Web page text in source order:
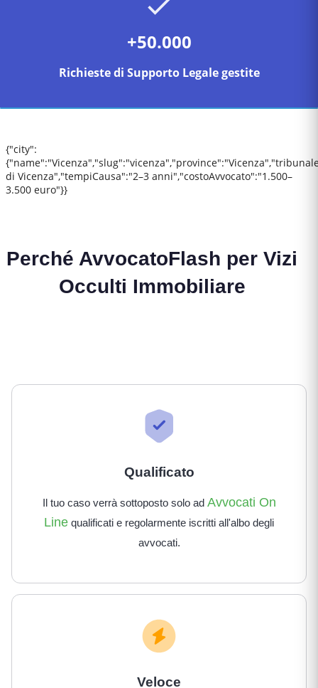
+50.000
Richieste di Supporto Legale gestite
{"city":
di Vicenza","tempiCausa":"2–3 anni","costoAvvocato":"1.500–
3.500 euro"}}
Perché AvvocatoFlash per Vizi
Occulti Immobiliare
Qualificato
Il tuo caso verrà sottoposto solo ad Avvocati On
Line qualificati e regolarmente iscritti all'albo degli
avvocati.
Veloce